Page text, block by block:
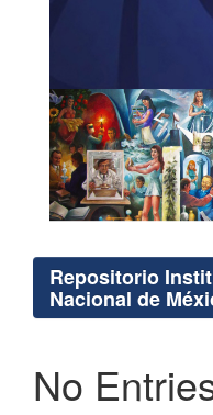
Repositorio
Nacional de
No